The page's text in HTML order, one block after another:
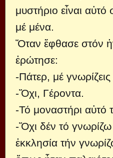
μυστήριο εἶναι
μέ μένα.
Ὅταν ἔφθασε στόν
ἐρώτησε:
-Πάτερ, μέ
-Ὄχι, Γέροντα.
-Τό μοναστήρι αὐτό
-Ὄχι δέν τό
ἐκκλησία τήν